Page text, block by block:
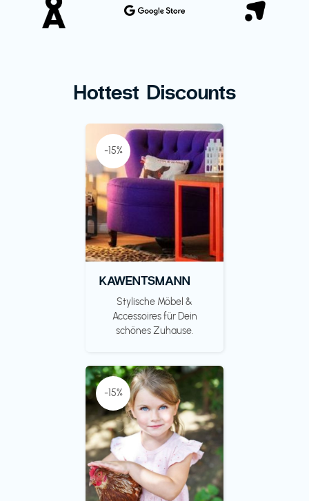
Hottest Discounts
-15%
KAWENTSMANN
Stylische Möbel &
Accessoires für Dein
schönes Zuhause.
-15%